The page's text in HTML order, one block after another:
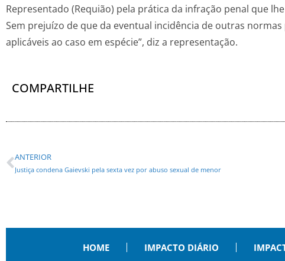
Representado (Requião) pela prática da infração penal que
Sem prejuízo de que da eventual incidência de outras normas
aplicáveis ao caso em espécie”, diz a representação.
COMPARTILHE
ANTERIOR
Justiça condena Gaievski pela sexta vez por abuso sexual de menor
HOME IMPACTO DIÁRIO